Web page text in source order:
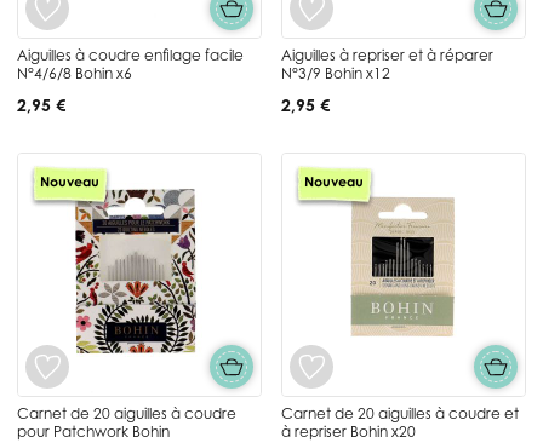
Aiguilles à coudre enfilage facile
N°4/6/8 Bohin x6
2,95 €
Aiguilles à repriser et à réparer
N°3/9 Bohin x12
2,95 €
Nouveau
Carnet de 20 aiguilles à coudre
pour Patchwork Bohin
Nouveau
Carnet de 20 aiguilles à coudre et
à repriser Bohin x20